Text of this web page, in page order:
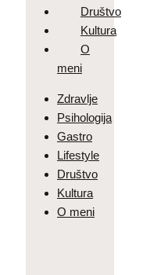
Društvo
Kultura
O
meni
Zdravlje
Psihologija
Gastro
Lifestyle
Društvo
Kultura
O meni